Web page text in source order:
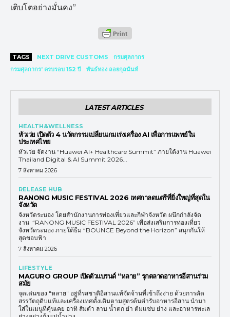
เติบโตอย่างมั่นคง”
TAGS NEXT DRIVE CUSTOMS
กรมศุลกากร
กรมศุลกากร’ ครบรอบ 152 ปี
พันธ์ทอง ลอยกุลนันท์
LATEST ARTICLES
HEALTH&WELLNESS
หัวเว่ย เปิดตัว 4 นวัตกรรมเปลี่ยนเกมเร่งเครื่อง AI เพื่อการแพทย์ใน
ประเทศไทย
หัวเว่ย จัดงาน “Huawei AI+ Healthcare Summit” ภายใต้งาน Huawei
Thailand Digital & AI Summit 2026...
7 สิงหาคม 2026
RELEASE HUB
RANONG MUSIC FESTIVAL 2026 เทศกาลดนตรีที่ยิ่งใหญ่ที่สุดใน
จังหวัด
จังหวัดระนอง โดยสำนักงานการท่องเที่ยวและกีฬาจังหวัด ผนึกกำลังจัด
งาน “RANONG MUSIC FESTIVAL 2026” เพื่อส่งเสริมการท่องเที่ยว
จังหวัดระนอง ภายใต้ธีม “BOUNCE Beyond the Horizon” สนุกกันให้
สุดขอบฟ้า
7 สิงหาคม 2026
LIFESTYLE
MAGURO GROUP เปิดตัวแบรนด์ “หลาย” รุกตลาดอาหารอีสานร่วม
สมัย
จุดเด่นของ "หลาย" อยู่ที่รสชาติอีสานแท้จัดจ้านที่เข้าถึงง่าย ด้วยการคัด
สรรวัตถุดิบแท้และเครื่องเทศดั้งเดิมตามสูตรต้นตำรับอาหารอีสาน นำมา
ใส่ในเมนูที่คุ้นเคย อาทิ ส้มตำ ลาบ น้ำตก ยำ ต้มแซ่บ ย่าง และอาหารทะเล